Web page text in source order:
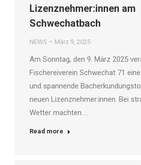
Lizenznehmer:innen am
Schwechatbach
NEWS März 9, 2025
Am Sonntag, den 9. März 2025
Fischereiverein Schwechat 71
und spannende
neuen Lizenznehmer:innen. Bei
Wetter machten …
Read more